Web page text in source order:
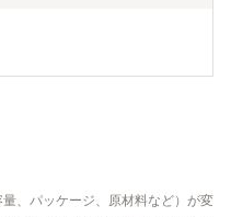
、パッケージ、原材料など）が変